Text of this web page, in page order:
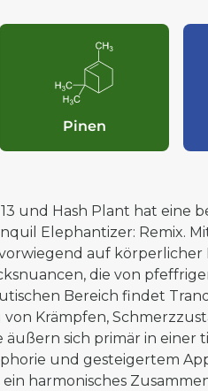
Pinen
und Hash Plant hat eine
Elephantizer: Remix.
auf körperlicher
die von
Bereich findet
Krämpfen,
äußern sich primär in
und gesteigertem
ein harmonisches